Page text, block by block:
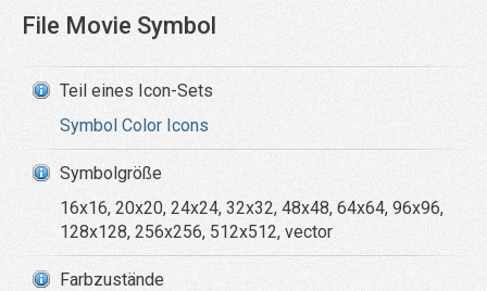
File Movie Symbol
Teil eines Icon-Sets
Symbol Color Icons
Symbolgröße
16x16, 20x20, 24x24, 32x32, 48x48, 64x64, 96x96,
128x128, 256x256, 512x512, vector
Farbzustände